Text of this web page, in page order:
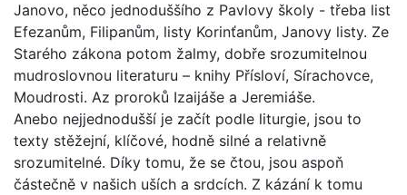
Janovo, něco jednoduš­šího z Pavlovy školy - třeba list
Efezanům, Filipanům, listy Korinťanům, Janovy listy. Ze
Starého zákona potom žalmy, dobře srozumitelnou
mudroslovnou literaturu – knihy Přísloví, Sírachovce,
Moudrosti. Az proroků Izaijáše a Jeremiáše.
Anebo nejjednodušší je začít podle liturgie, jsou to
texty stěžejní, klíčové, hodně silné a relativně
srozumitelné. Díky tomu, že se čtou, jsou aspoň
částečně v našich uších a srd­cích. Z kázání k tomu